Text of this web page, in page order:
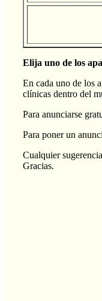
Elija uno de los
En cada uno de los
clínicas dentro del
Para anunciarse
Para poner un
Cualquier
Gracias.